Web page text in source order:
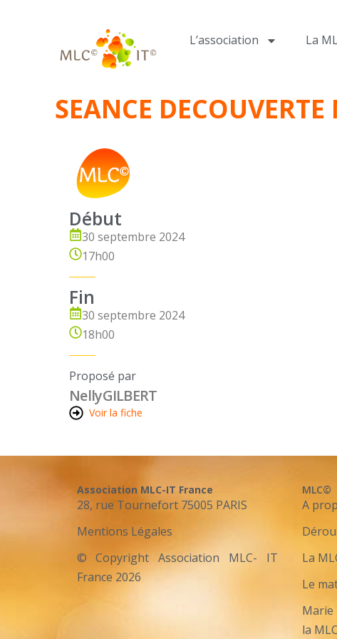
L’association La
SEANCE
Début
30 septembre 2024
17h00
Fin
30 septembre 2024
18h00
Proposé par
NellyGILBERT
Voir la fiche
Association MLC-IT France
28, rue Tournefort 75005 PARIS
Mentions Légales
© Copyright Association MLC- IT
France 2026
MLC©
A
La
Le
la